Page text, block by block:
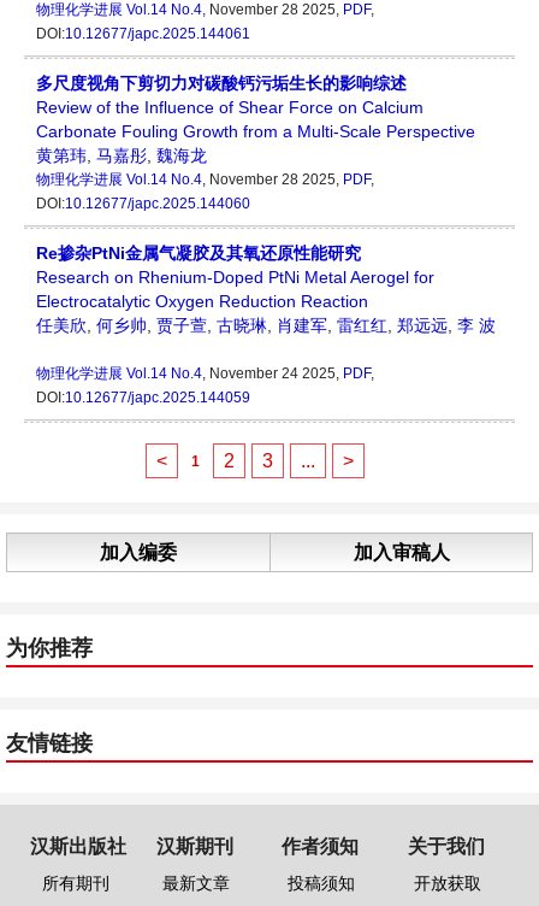
物理化学进展 Vol.14 No.4, November 28 2025, PDF,
DOI:10.12677/japc.2025.144061
多尺度视角下剪切力对碳酸钙污垢生长的影响综述
Review of the Influence of Shear Force on Calcium
Carbonate Fouling Growth from a Multi-Scale Perspective
黄第玮 马嘉彤 魏海龙
物理化学进展 Vol.14 No.4, November 28 2025, PDF,
DOI:10.12677/japc.2025.144060
Re掺杂PtNi金属气凝胶及其氧还原性能研究
Research on Rhenium-Doped PtNi Metal Aerogel for
Electrocatalytic Oxygen Reduction Reaction
任美欣 何乡帅 贾子萱 古晓琳 肖建军 雷红红 郑远远 李 波
物理化学进展 Vol.14 No.4, November 24 2025, PDF,
DOI:10.12677/japc.2025.144059
< 1 2 3 ... >
加入编委 加入审稿人
为你推荐
友情链接
汉斯出版社
所有期刊
汉斯期刊
最新文章
作者须知
投稿须知
关于我们
开放获取